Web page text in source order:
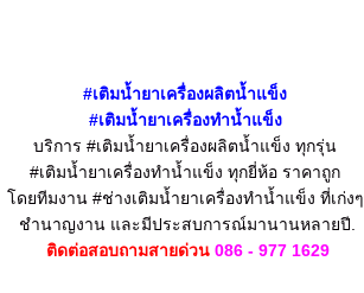
#เติมน้ำยาเครื่องผลิตน้ำแข็ง
#เติมน้ำยาเครื่องทำน้ำแข็ง
บริการ #เติมน้ำยาเครื่องผลิตน้ำแข็ง ทุกรุ่น
#เติมน้ำยาเครื่องทำน้ำแข็ง ทุกยี่ห้อ ราคาถูก
โดยทีมงาน #ช่างเติมน้ำยาเครื่องทำน้ำแข็ง ที่เก่งๆ
ชำนาญงาน และมีประสบการณ์มานานหลายปี.
ติดต่อสอบถามสายด่วน 086 - 977 1629